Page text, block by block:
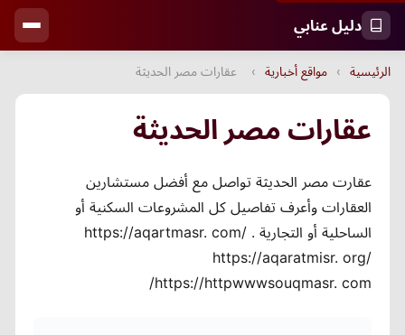
دليل عنابي
الرئيسية › مواقع أخبارية › عقارات مصر الحديثة
عقارات مصر الحديثة
عقارت مصر الحديثة تواصل مع أفضل مستشارين
العقارات وأعرف تفاصيل كل المشروعات السكنية أو
الساحلية أو التجارية . https://aqartmasr. com/
https://aqaratmisr. org/
https://httpwwwsouqmasr. com/